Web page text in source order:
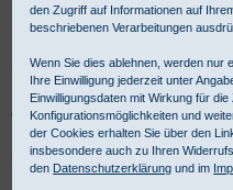
mbH ist Ihr kompetenter
Kategorie 'Schlauchverbände:
gewerbliche Kunden ist Kauf
Netzschlauchverbände -
den Zugriff auf Informationen auf
beschriebenen Verarbeitungen
Wenn Sie dies ablehnen, werden nur
Ihre Einwilligung jederzeit unter
Einwilligungsdaten mit Wirkung für die
Konfigurationsmöglichkeiten und
der Cookies erhalten Sie über den
insbesondere auch zu Ihren
den Datenschutzerklärung und im